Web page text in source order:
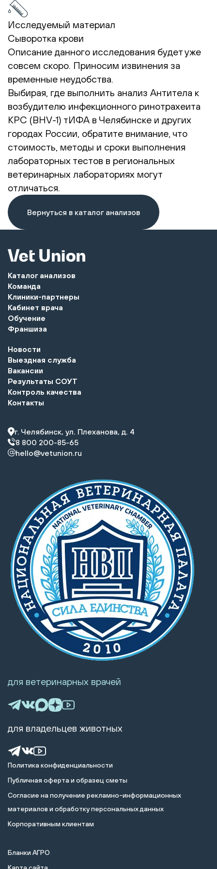
Исследуемый материал
Сыворотка крови
Описание данного исследования будет уже
совсем скоро. Приносим извинения за
временные неудобства.
Выбирая, где выполнить анализ Антитела к
возбудителю инфекционного ринотрахеита
КРС (BHV-1) тИФА в Челябинске и других
городах России, обратите внимание, что
стоимость, методы и сроки выполнения
лабораторных тестов в региональных
ветеринарных лабораториях могут
отличаться.
Вернуться в каталог анализов
Каталог анализов
Команда
Клиники-партнеры
Кабинет врача
Обучение
Франшиза
Новости
Выездная служба
Вакансии
Результаты СОУТ
Контроль качества
Контакты
г. Челябинск, ул. Плеханова, д. 4
8 800 200-85-65
hello@vetunion.ru
Политика конфиденциальности
Публичная оферта и образец сметы
Cогласие на получение рекламно-информационных
материалов и обработку персональных данных
Корпоративным клиентам
Бланки АГРО
для ветеринарных врачей
для владельцев животных